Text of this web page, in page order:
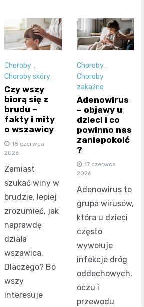
Choroby ,
Choroby skóry
Czy wszy
biorą się z
brudu –
fakty i mity
o wszawicy
18 czerwca
2026
Zamiast
szukać winy w
brudzie, lepiej
zrozumieć, jak
naprawdę
działa
wszawica.
Dlaczego? Bo
wszy
interesuje
Choroby ,
Choroby
zakaźne
Adenowirus
– objawy u
dzieci i co
powinno nas
zaniepokoić
?
17 czerwca
2026
Adenowirus to
grupa wirusów,
która u dzieci
często
wywołuje
infekcje dróg
oddechowych,
oczu i
przewodu